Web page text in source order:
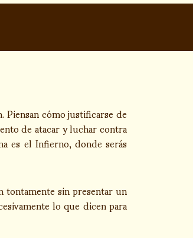
cómo justificarse de
de atacar y luchar contra
es el Infierno, donde serás
tontamente sin presentar un
lo que dicen para